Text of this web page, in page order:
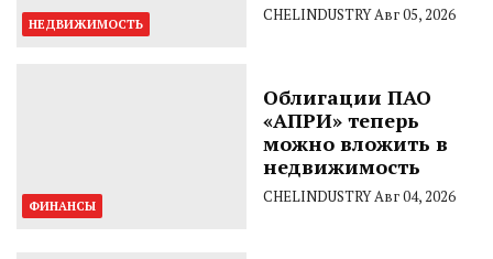
НЕДВИЖИМОСТЬ CHELINDUSTRYАвг 05, 2026
ФИНАНСЫ
Облигации ПАО
«АПРИ» теперь
можно вложить в
недвижимость
CHELINDUSTRYАвг 04, 2026